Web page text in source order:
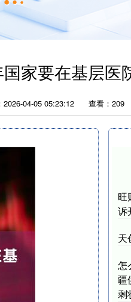
家要在基层医
2026-04-05 05:23:12 查看：209
旺
诉
天
怎
疆
剩